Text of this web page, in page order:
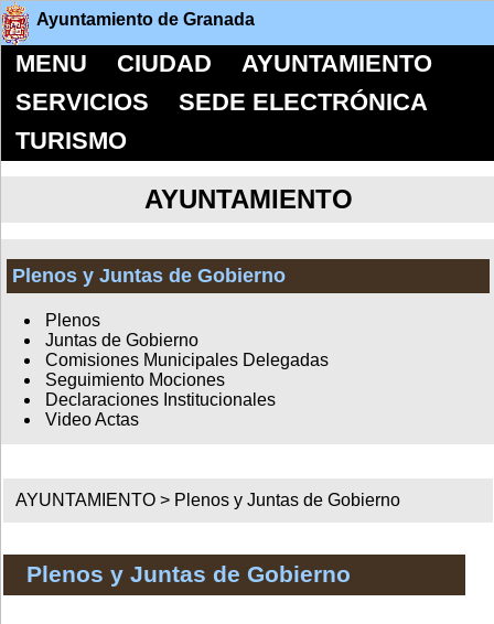
Ayuntamiento de Granada
MENU CIUDAD
AYUNTAMIENTO
SERVICIOS
SEDE ELECTRÓNICA
TURISMO
AYUNTAMIENTO
Plenos y Juntas de Gobierno
Plenos
Juntas de Gobierno
Comisiones Municipales Delegadas
Seguimiento Mociones
Declaraciones Institucionales
Video Actas
AYUNTAMIENTO > Plenos y Juntas de Gobierno
Plenos y Juntas de Gobierno